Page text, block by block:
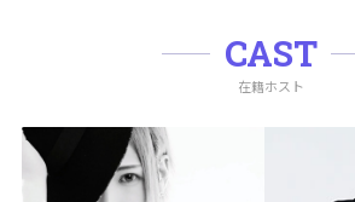
CAST
在籍ホスト